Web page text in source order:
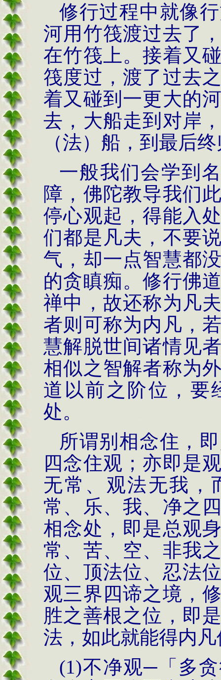
修行过程中就像
河用竹筏渡过去了
在竹筏上。接着又
筏度过，渡了过去
着又碰到一更大的
去，大船走到对岸
（法）船，到最后
一般我们会学到
障，佛陀教导我们
停心观起，得能入
们都是凡夫，不要
气，却一点智慧都
的贪瞋痴。修行佛
禅中，故还称为凡
者则可称为内凡，
慧解脱世间诸情见
相似之智解者称为
道以前之阶位，要
处。
所谓别相念住，
四念住观；亦即是
无常、观法无我，
常、乐、我、净之
相念处，即是总观
常、苦、空、非我
位、顶法位、忍法
观三界四谛之境，
胜之善根之位，即
法，如此就能得内
(1)不净观─「多